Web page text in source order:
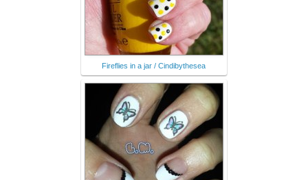
Fireflies in a jar / Cindibythesea